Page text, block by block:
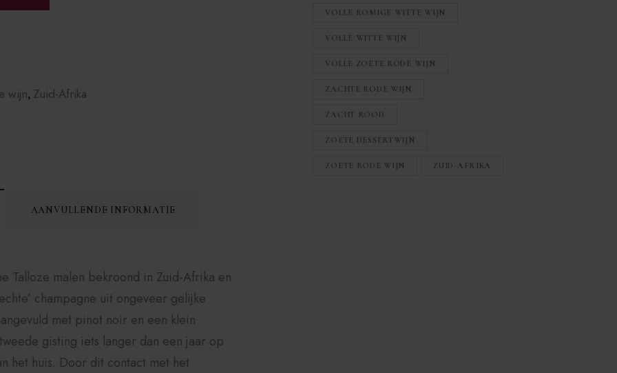
wijn, Zuid-Afrika
AANVULLENDE INFORMATIE
Talloze malen bekroond in Zuid-Afrika en
champagne uit ongeveer gelijke
met pinot noir en een klein
gisting iets langer dan een jaar op
het huis. Door dit contact met het
VOLLE ROMIGE WITTE WIJN
VOLLE WITTE WIJN
VOLLE ZOETE RODE WIJN
ZACHTE RODE WIJN
ZACHT ROOD
ZOETE DESSERTWIJN
ZOETE RODE WIJN ZUID-AFRIKA